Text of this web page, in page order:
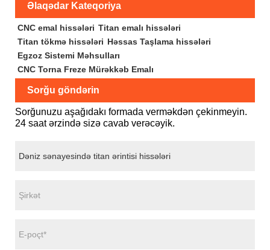
Əlaqədar Kateqoriya
CNC emal hissələri Titan emalı hissələri
Titan tökmə hissələri Həssas Taşlama hissələri
Egzoz Sistemi Məhsulları
CNC Torna Freze Mürəkkəb Emalı
Sorğu göndərin
Sorğunuzu aşağıdakı formada verməkdən çekinmeyin.
24 saat ərzində sizə cavab verəcəyik.